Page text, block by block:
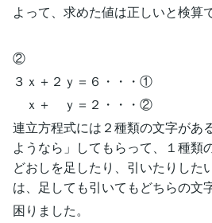
よって、求めた値は正しいと検算
②
３ｘ＋２ｙ＝６・・・①
ｘ＋ ｙ＝２・・・②
連立方程式には２種類の文字があ
ようなら」してもらって、１種類
どおしを足したり、引いたりした
は、足しても引いてもどちらの文
困りました。